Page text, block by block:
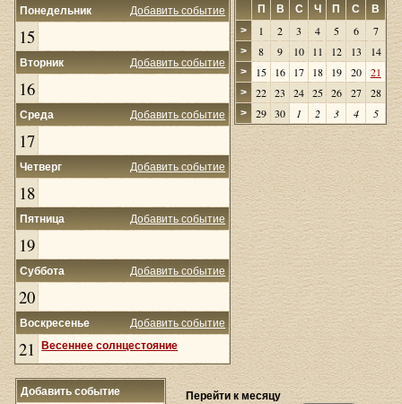
Добавить событие
Понедельник
15
Добавить событие
Вторник
16
Добавить событие
Среда
17
Добавить событие
Четверг
18
Добавить событие
Пятница
19
Добавить событие
Суббота
20
Добавить событие
Воскресенье
21 Весеннее солнцестояние
П
В С Ч П С В
> 1 2 3 4 5 6 7
> 8 9 10 11 12 13 14
> 15 16 17 18 19 20 21
> 22 23 24 25 26 27 28
> 29 30 1 2 3 4 5
Добавить событие Перейти к месяцу